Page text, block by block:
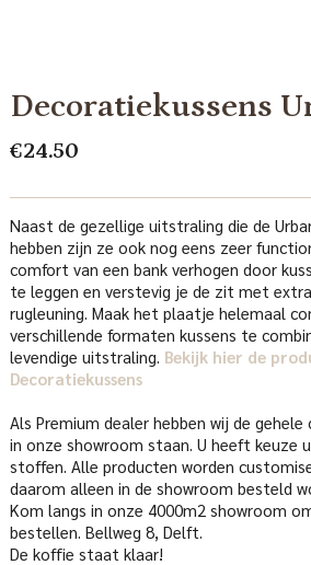
Decoratiekussens
€24.50
Naast de gezellige uitstraling die de
hebben zijn ze ook nog eens zeer
comfort van een bank verhogen door
te leggen en verstevig je de zit met
rugleuning. Maak het plaatje helemaal
verschillende formaten kussens te
levendige uitstraling. Bekijk hier de
Decoratiekussens
Als Premium dealer hebben wij de
in onze showroom staan. U heeft keuze
stoffen. Alle producten worden
daarom alleen in de showroom besteld
Kom langs in onze 4000m2 showroom
bestellen. Bellweg 8, Delft.
De koffie staat klaar!